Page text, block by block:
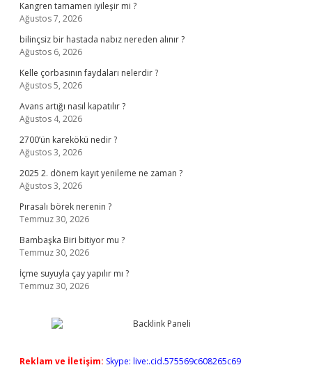
Kangren tamamen iyileşir mi ?
Ağustos 7, 2026
bilinçsiz bir hastada nabız nereden alınır ?
Ağustos 6, 2026
Kelle çorbasının faydaları nelerdir ?
Ağustos 5, 2026
Avans artığı nasıl kapatılır ?
Ağustos 4, 2026
2700’ün karekökü nedir ?
Ağustos 3, 2026
2025 2. dönem kayıt yenileme ne zaman ?
Ağustos 3, 2026
Pırasalı börek nerenin ?
Temmuz 30, 2026
Bambaşka Biri bitiyor mu ?
Temmuz 30, 2026
İçme suyuyla çay yapılır mı ?
Temmuz 30, 2026
Reklam ve İletişim: Skype: live:.cid.575569c608265c69